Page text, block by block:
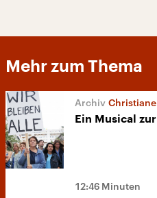
Mehr zum Thema
Christiane
Ein Musical
12:46 Minuten